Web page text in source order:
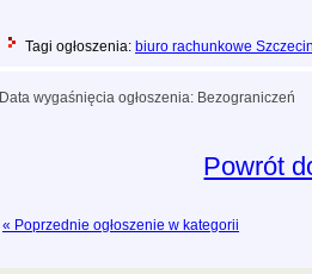
Tagi ogłoszenia: biuro rachunkowe
Data wygaśnięcia ogłoszenia: Bezograniczeń
Powrót
« Poprzednie ogłoszenie w kategorii